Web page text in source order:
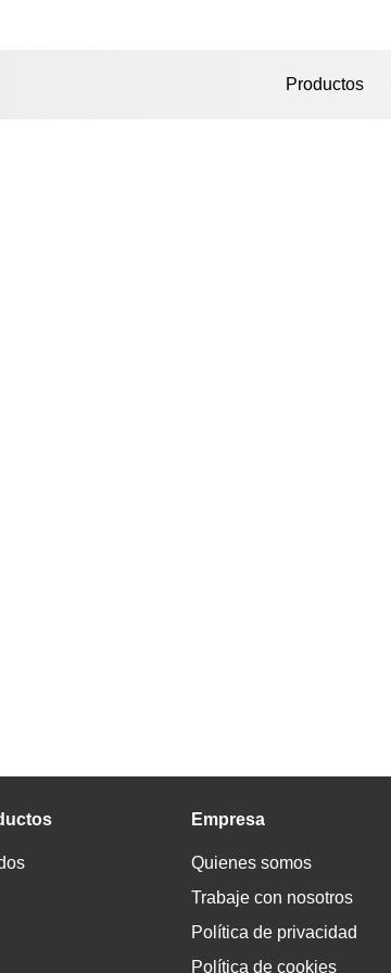
Productos
Empresa
Quienes somos
Trabaje con nosotros
Política de privacidad
Política de cookies